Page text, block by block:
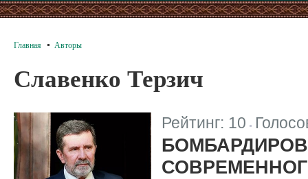
Главная Авторы
Славенко Терзич
Рейтинг: 10